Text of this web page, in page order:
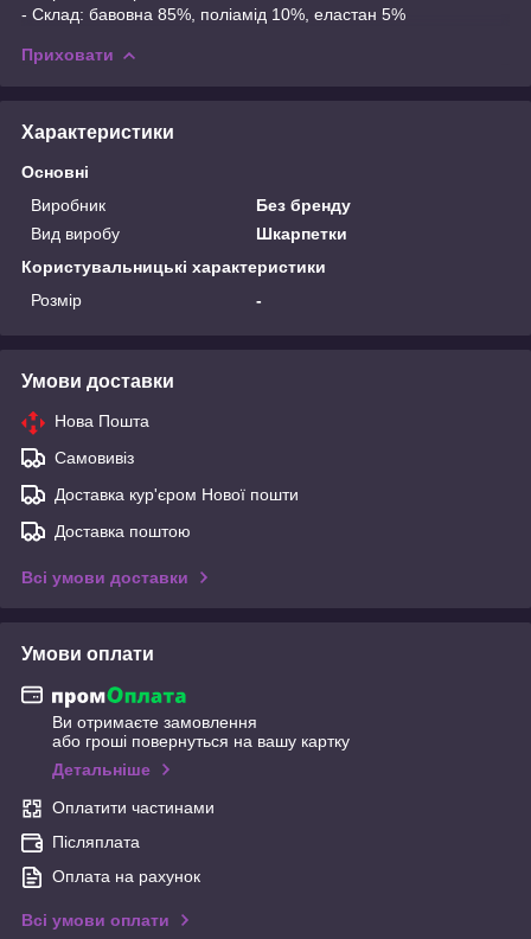
- Склад: бавовна 85%, поліамід 10%, еластан 5%
Приховати
Характеристики
Основні
Виробник
Без бренду
Вид виробу
Шкарпетки
Користувальницькі характеристики
Розмір
-
Умови доставки
Нова Пошта
Самовивіз
Доставка кур'єром Нової пошти
Доставка поштою
Всі умови доставки
Умови оплати
Ви отримаєте замовлення
або гроші повернуться на вашу картку
Детальніше
Оплатити частинами
Післяплата
Оплата на рахунок
Всі умови оплати